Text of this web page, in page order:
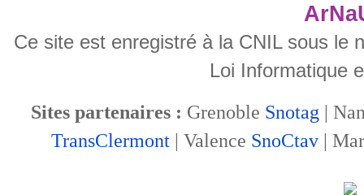
Ce site est enregistré à la CNIL sous le
Loi Informatique
Sites partenaires : Grenoble Snotag|
TransClermont| Valence SnoCtav|